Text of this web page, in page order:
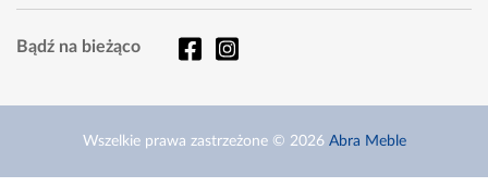
Bądź na bieżąco
Wszelkie prawa zastrzeżone © 2026 Abra Meble